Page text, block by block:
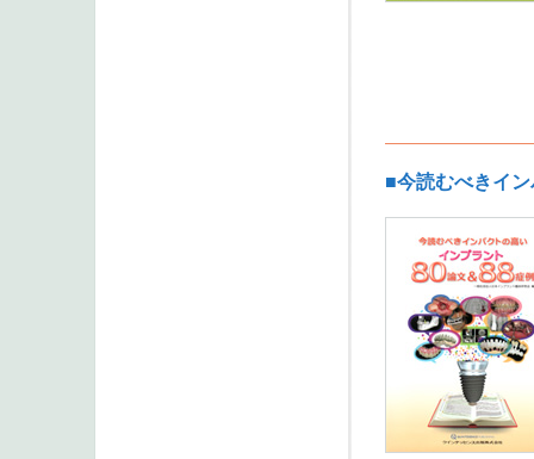
■今読むべきイ